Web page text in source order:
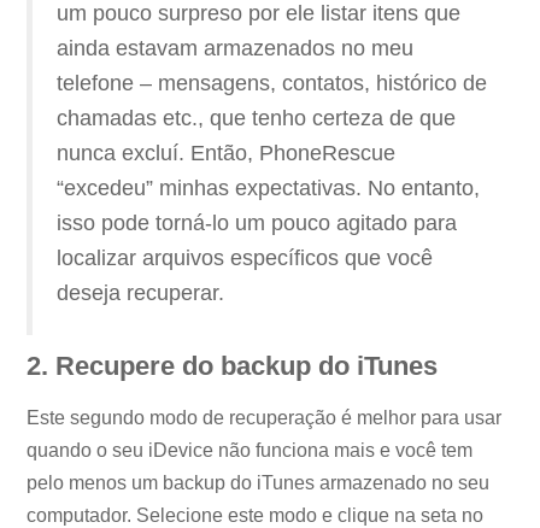
um pouco surpreso por ele listar itens que
ainda estavam armazenados no meu
telefone – mensagens, contatos, histórico de
chamadas etc., que tenho certeza de que
nunca excluí. Então, PhoneRescue
“excedeu” minhas expectativas. No entanto,
isso pode torná-lo um pouco agitado para
localizar arquivos específicos que você
deseja recuperar.
2. Recupere do backup do iTunes
Este segundo modo de recuperação é melhor para usar
quando o seu iDevice não funciona mais e você tem
pelo menos um backup do iTunes armazenado no seu
computador. Selecione este modo e clique na seta no